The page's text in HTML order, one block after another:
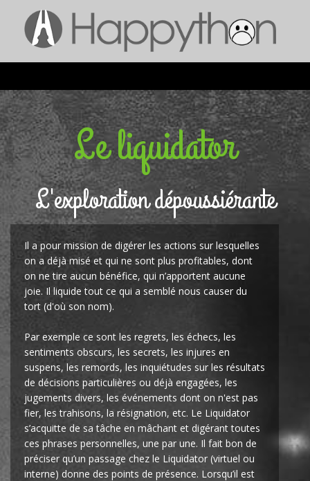
Le liquidator
L'exploration dépoussiérante
Il a pour mission de digérer les actions sur lesquelles
on a déjà misé et qui ne sont plus profitables, dont
on ne tire aucun bénéfice, qui n’apportent aucune
joie. Il liquide tout ce qui a semblé nous causer du
tort (d'où son nom).
Par exemple ce sont les regrets, les échecs, les
sentiments obscurs, les secrets, les injures en
suspens, les remords, les inquiétudes sur les résultats
de décisions particulières ou déjà engagées, les
jugements divers, les événements dont on n'est pas
fier, les trahisons, la résignation, etc. Le Liquidator
s’acquitte de sa tâche en mâchant et digérant toutes
ces phrases personnelles, une par une. Il fait bon de
préciser qu’un passage chez le Liquidator (virtuel ou
interne) donne des points de présence. Lorsqu’il est